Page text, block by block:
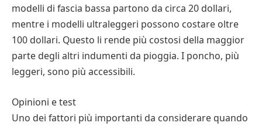
modelli di fascia bassa partono da circa 20 dollari,
mentre i modelli ultraleggeri possono costare oltre
100 dollari. Questo li rende più costosi della maggior
parte degli altri indumenti da pioggia. I poncho, più
leggeri, sono più accessibili.
Opinioni e test
Uno dei fattori più importanti da considerare quando